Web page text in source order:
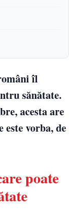
îl
sănătate.
acesta are
este vorba, de
poate